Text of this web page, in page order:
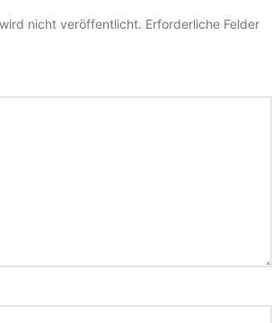
nicht veröffentlicht. Erforderliche Felder